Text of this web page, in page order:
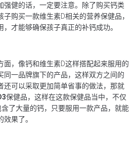
强健的话，一定要注意。除了购买钙类
购买一款维生素D相关的营养保健品，
才能够确保孩子真正的补钙成功。
面，像钙和维生素D这样搭配起来服用的
同一品牌旗下的产品，这样双方之间的
还可以采取更加简单省事的做法，那就
保健品，这样在这款保健品当中，不仅
了大量的钙，只要服用一款产品，就能
果了。